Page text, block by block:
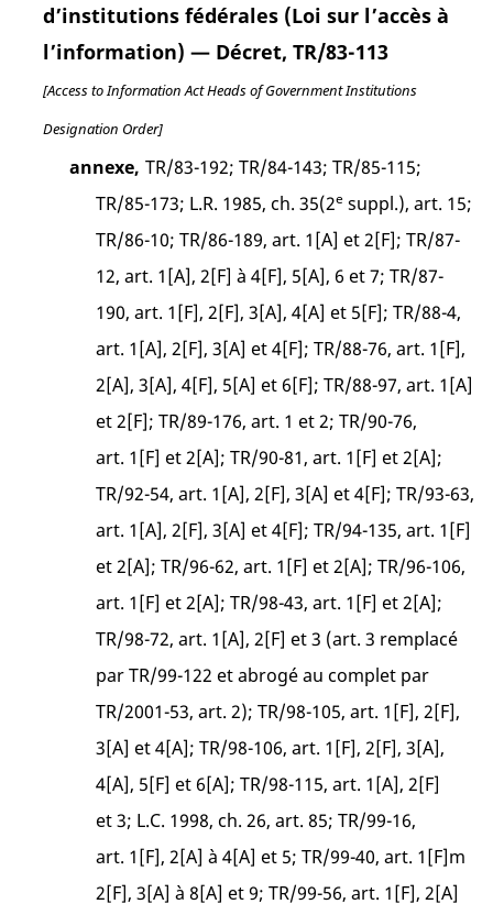
d’institutions fédérales (Loi sur l’accès à
l’information) — Décret, TR/83-113
[Access to Information Act Heads of Government Institutions
Designation Order]
annexe, TR/83-192; TR/84-143; TR/85-115;
TR/85-173; L.R. 1985, ch. 35(2e suppl.), art. 15;
TR/86-10; TR/86-189, art. 1[A] et 2[F]; TR/87-
12, art. 1[A], 2[F] à 4[F], 5[A], 6 et 7; TR/87-
190, art. 1[F], 2[F], 3[A], 4[A] et 5[F]; TR/88-4,
art. 1[A], 2[F], 3[A] et 4[F]; TR/88-76, art. 1[F],
2[A], 3[A], 4[F], 5[A] et 6[F]; TR/88-97, art. 1[A]
et 2[F]; TR/89-176, art. 1 et 2; TR/90-76,
art. 1[F] et 2[A]; TR/90-81, art. 1[F] et 2[A];
TR/92-54, art. 1[A], 2[F], 3[A] et 4[F]; TR/93-63,
art. 1[A], 2[F], 3[A] et 4[F]; TR/94-135, art. 1[F]
et 2[A]; TR/96-62, art. 1[F] et 2[A]; TR/96-106,
art. 1[F] et 2[A]; TR/98-43, art. 1[F] et 2[A];
TR/98-72, art. 1[A], 2[F] et 3 (art. 3 remplacé
par TR/99-122 et abrogé au complet par
TR/2001-53, art. 2); TR/98-105, art. 1[F], 2[F],
3[A] et 4[A]; TR/98-106, art. 1[F], 2[F], 3[A],
4[A], 5[F] et 6[A]; TR/98-115, art. 1[A], 2[F]
et 3; L.C. 1998, ch. 26, art. 85; TR/99-16,
art. 1[F], 2[A] à 4[A] et 5; TR/99-40, art. 1[F]m
2[F], 3[A] à 8[A] et 9; TR/99-56, art. 1[F], 2[A]